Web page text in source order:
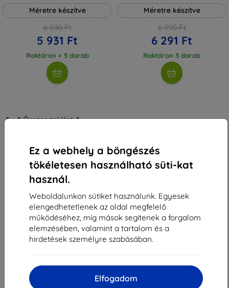
Ez a webhely a böngészés
tökéletesen használható süti-kat
használ.
Weboldalunkon sütiket használunk. Egyesek
elengedhetetlenek az oldal megfelelő
működéséhez, míg mások segítenek a forgalom
elemzésében, valamint a tartalom és a
hirdetések személyre szabásában.
Elfogadom
Méretre készítve
6 590 Ft
5 931 Ft
Raktáron > 5 darab
Méretre készítve
6 990 Ft
6 291 Ft
Raktáron 3 darab
1-4Összes találat4.
Shield-Sk s.r.o.
Rudolf Mocka utca 3750/2A
Cégjegyzékszám:46701494
ÁFA-azonosító:
SK2023549671